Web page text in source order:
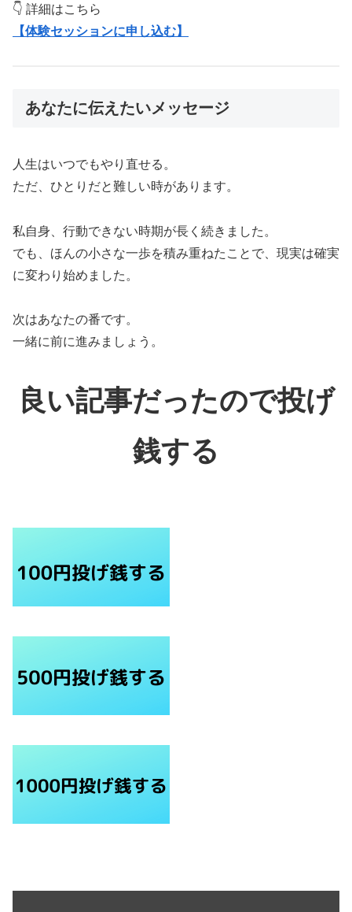
👇 詳細はこちら
【体験セッションに申し込む】
あなたに伝えたいメッセージ
人生はいつでもやり直せる。
ただ、ひとりだと難しい時があります。
私自身、行動できない時期が長く続きました。
でも、ほんの小さな一歩を積み重ねたことで、現実は確実
に変わり始めました。
次はあなたの番です。
一緒に前に進みましょう。
良い記事だったので投げ
銭する